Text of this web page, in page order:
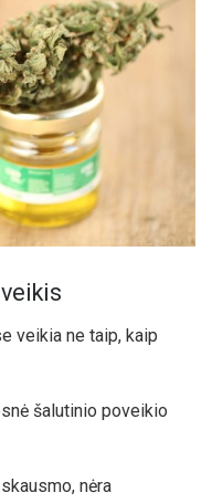
veikia ne taip, kaip
šalutinio poveikio
nėra